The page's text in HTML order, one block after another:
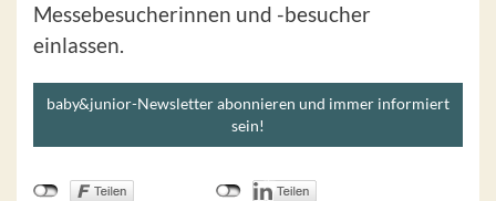
Messebesucherinnen und -besucher
einlassen.
baby&junior-Newsletter abonnieren und immer informiert
sein!